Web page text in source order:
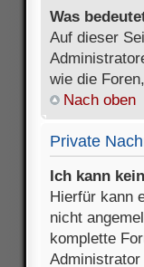
Was
Auf dieser
wie die
Nach oben
Private
Ich kann
Hierfür kann
nicht
komplette